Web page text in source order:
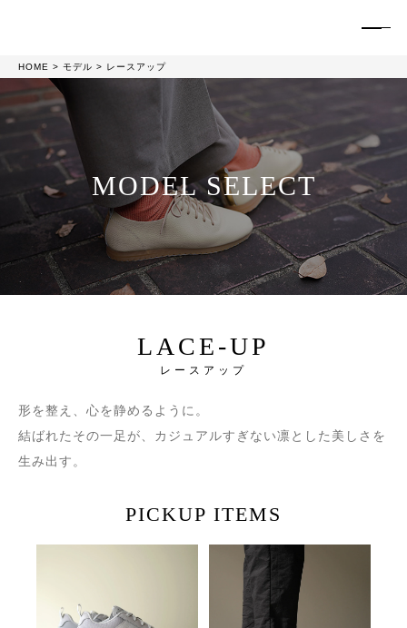
HOME モデル レースアップ
MODEL SELECT
LACE-UP
レースアップ
形を整え、心を静めるように。
結ばれたその一足が、カジュアルすぎない凛とした美しさを
生み出す。
PICKUP ITEMS